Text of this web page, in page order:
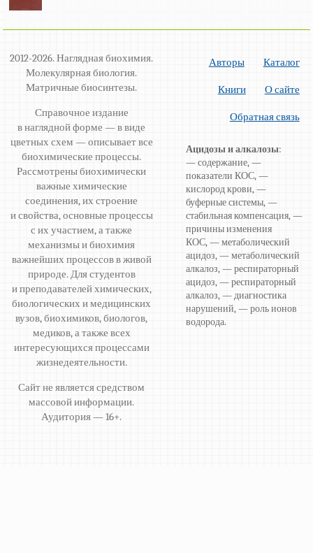
2012-2026. Наглядная биохимия.
Молекулярная биология.
Матричные биосинтезы.
Справочное издание
в наглядной форме — в виде
цветных схем — описывает все
биохимические процессы.
Рассмотрены биохимически
важные химические
соединения, их строение
и свойства, основные процессы
с их участием, а также
механизмы и биохимия
важнейших процессов в живой
природе. Для студентов
и преподавателей химических,
биологических и медицинских
вузов, биохимиков, биологов,
медиков, а также всех
интересующихся процессами
жизнедеятельности.
Сайт не является средством
массовой информации.
Аудитория — 16+.
Авторы Каталог
Книги О сайте
Обратная связь
Ацидозы и алкалозы:
— содержание, —
показатели КОС, —
кислород крови, —
буферные системы, —
стабильная компенсация, —
причины изменения
КОС, — метаболический
ацидоз, — метаболический
алкалоз, — респираторный
ацидоз, — респираторный
алкалоз, — диагностика
нарушений, — роль ионов
водорода.